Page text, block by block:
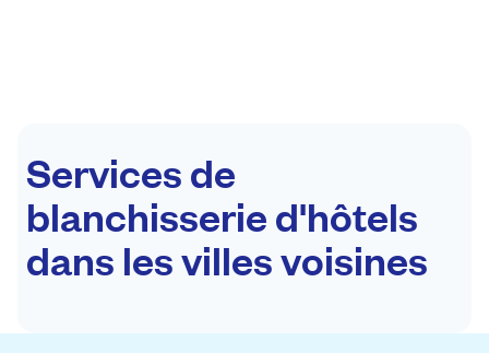
Services de
blanchisserie d'hôtels
dans les villes voisines